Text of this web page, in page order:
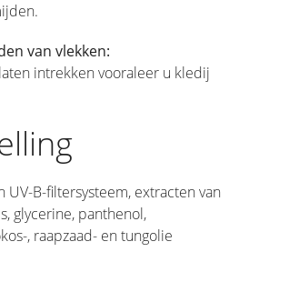
van vlekken:
intrekken vooraleer u kledij
UV-B-filtersysteem, extracten van
glycerine, panthenol,
, raapzaad- en tungolie